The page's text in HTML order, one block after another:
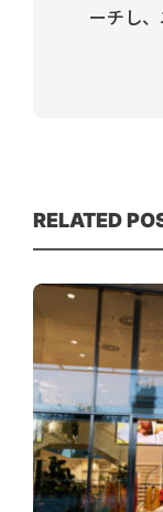
ーチし
RELATED